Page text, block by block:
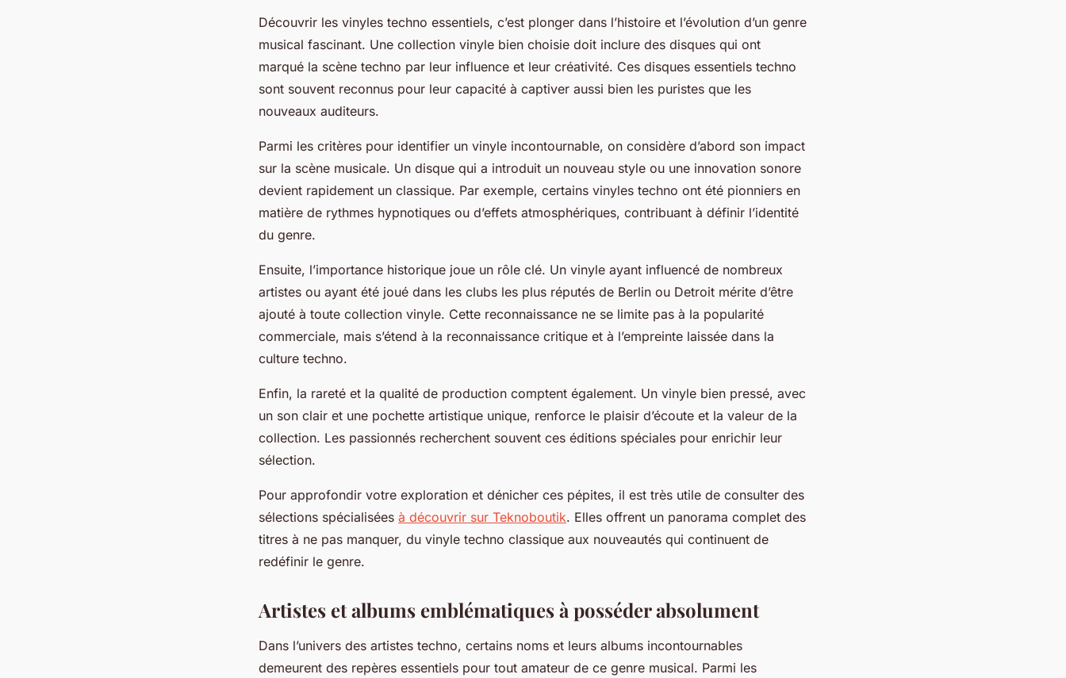
Découvrir les vinyles techno essentiels, c’est plonger dans l’histoire et l’évolution d’un genre
musical fascinant. Une collection vinyle bien choisie doit inclure des disques qui ont
marqué la scène techno par leur influence et leur créativité. Ces disques essentiels techno
sont souvent reconnus pour leur capacité à captiver aussi bien les puristes que les
nouveaux auditeurs.
Parmi les critères pour identifier un vinyle incontournable, on considère d’abord son impact
sur la scène musicale. Un disque qui a introduit un nouveau style ou une innovation sonore
devient rapidement un classique. Par exemple, certains vinyles techno ont été pionniers en
matière de rythmes hypnotiques ou d’effets atmosphériques, contribuant à définir l’identité
du genre.
Ensuite, l’importance historique joue un rôle clé. Un vinyle ayant influencé de nombreux
artistes ou ayant été joué dans les clubs les plus réputés de Berlin ou Detroit mérite d’être
ajouté à toute collection vinyle. Cette reconnaissance ne se limite pas à la popularité
commerciale, mais s’étend à la reconnaissance critique et à l’empreinte laissée dans la
culture techno.
Enfin, la rareté et la qualité de production comptent également. Un vinyle bien pressé, avec
un son clair et une pochette artistique unique, renforce le plaisir d’écoute et la valeur de la
collection. Les passionnés recherchent souvent ces éditions spéciales pour enrichir leur
sélection.
Pour approfondir votre exploration et dénicher ces pépites, il est très utile de consulter des
sélections spécialisées à découvrir sur Teknoboutik. Elles offrent un panorama complet des
titres à ne pas manquer, du vinyle techno classique aux nouveautés qui continuent de
redéfinir le genre.
Artistes et albums emblématiques à posséder absolument
Dans l’univers des artistes techno, certains noms et leurs albums incontournables
demeurent des repères essentiels pour tout amateur de ce genre musical. Parmi les